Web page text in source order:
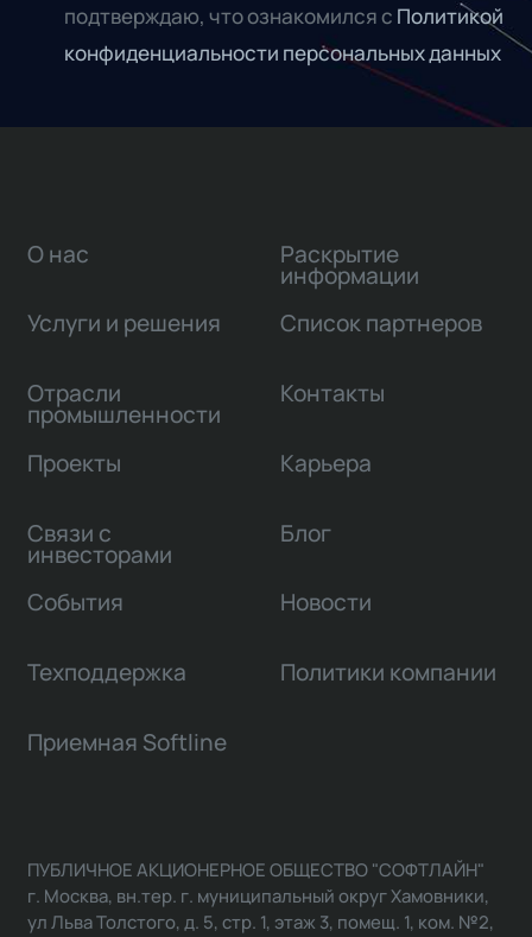
подтверждаю, что ознакомился с Политикой
конфиденциальности персональных данных
О нас
Услуги и решения
Отрасли
промышленности
Проекты
Связи с
инвесторами
Раскрытие
информации
Список партнеров
Контакты
Карьера
Блог
События Новости
Техподдержка Политики компании
Приемная Softline
ПУБЛИЧНОЕ АКЦИОНЕРНОЕ ОБЩЕСТВО "СОФТЛАЙН"
г. Москва, вн.тер. г. муниципальный округ Хамовники,
ул Льва Толстого, д. 5, стр. 1, этаж 3, помещ. 1, ком. №2,